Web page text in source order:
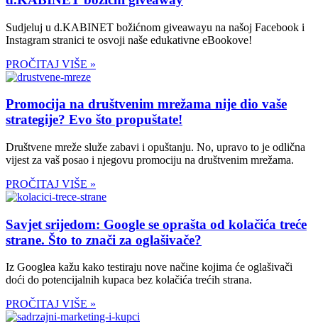
Sudjeluj u d.KABINET božićnom giveawayu na našoj Facebook i
Instagram stranici te osvoji naše edukativne eBookove!
PROČITAJ VIŠE »
Promocija na društvenim mrežama nije dio vaše
strategije? Evo što propuštate!
Društvene mreže služe zabavi i opuštanju. No, upravo to je odlična
vijest za vaš posao i njegovu promociju na društvenim mrežama.
PROČITAJ VIŠE »
Savjet srijedom: Google se oprašta od kolačića treće
strane. Što to znači za oglašivače?
Iz Googlea kažu kako testiraju nove načine kojima će oglašivači
doći do potencijalnih kupaca bez kolačića trećih strana.
PROČITAJ VIŠE »